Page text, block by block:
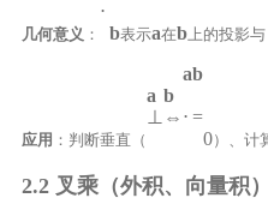
几何意义 ：
⋅
b表示a在b上的投影与∣
应用 ：判断垂直（
a
⊥
b
⇔
a
⋅
b
=
0）、计
2.2 叉乘（外积、向量积）